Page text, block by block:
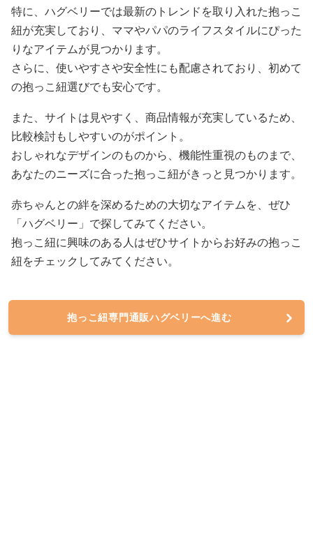
特に、ハグベリーでは最新のトレンドを取り入れた抱っこ
紐が充実しており、ママやパパのライフスタイルにぴった
りなアイテムが見つかります。
さらに、使いやすさや安全性にも配慮されており、初めて
の抱っこ紐選びでも安心です。
また、サイトは見やすく、商品情報が充実しているため、
比較検討もしやすいのがポイント。
おしゃれなデザインのものから、機能性重視のものまで、
あなたのニーズに合った抱っこ紐がきっと見つかります。
赤ちゃんとの絆を深めるための大切なアイテムを、ぜひ
「ハグベリー」で探してみてください。
抱っこ紐に興味のある人はぜひサイトからお好みの抱っこ
紐をチェックしてみてください。
抱っこ紐専門通販ハグベリーへ進む